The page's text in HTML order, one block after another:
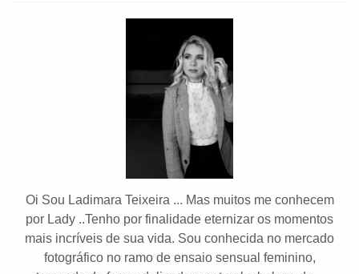
Oi Sou Ladimara Teixeira ... Mas muitos me conhecem
por Lady ..Tenho por finalidade eternizar os momentos
mais incríveis de sua vida. Sou conhecida no mercado
fotográfico no ramo de ensaio sensual feminino,